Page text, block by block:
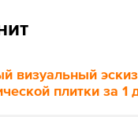
визуальный
плитки за 1